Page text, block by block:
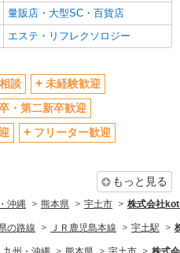
量販店・大型SC・百貨店
エステ・リフレクソロジー
談
未経験歓迎
・第二新卒歓迎
フリーター歓迎
もっと見る
沖縄 熊本県 宇土市 株式会社
の路線 ＪＲ鹿児島本線 宇土駅